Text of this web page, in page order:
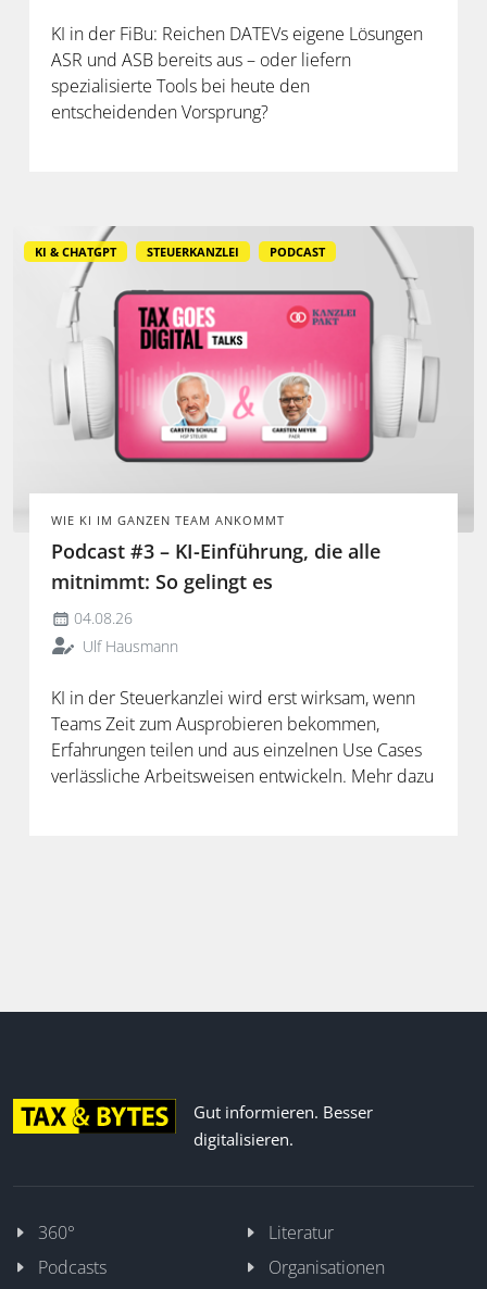
KI in der FiBu: Reichen DATEVs eigene Lösungen
ASR und ASB bereits aus – oder liefern
spezialisierte Tools bei heute den
entscheidenden Vorsprung?
KI & CHATGPT STEUERKANZLEI PODCAST
WIE KI IM GANZEN TEAM ANKOMMT
Podcast #3 – KI-Einführung, die alle
mitnimmt: So gelingt es
04.08.26
Ulf Hausmann
KI in der Steuerkanzlei wird erst wirksam, wenn
Teams Zeit zum Ausprobieren bekommen,
Erfahrungen teilen und aus einzelnen Use Cases
verlässliche Arbeitsweisen entwickeln. Mehr dazu
Gut informieren. Besser
digitalisieren.
360°
Literatur
Podcasts
Organisationen